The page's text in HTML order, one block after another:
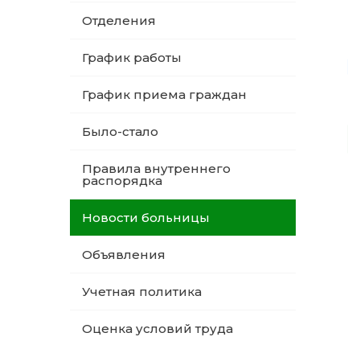
Отделения
График работы
График приема граждан
Было-стало
Правила внутреннего
распорядка
Новости больницы
Объявления
Учетная политика
Оценка условий труда